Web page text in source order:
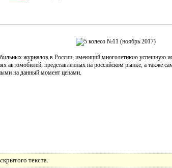
журналов в России, имеющий многолетнюю успешную
автомобилей, представленных на российском рынке, а
на данный момент ценами.
текста.